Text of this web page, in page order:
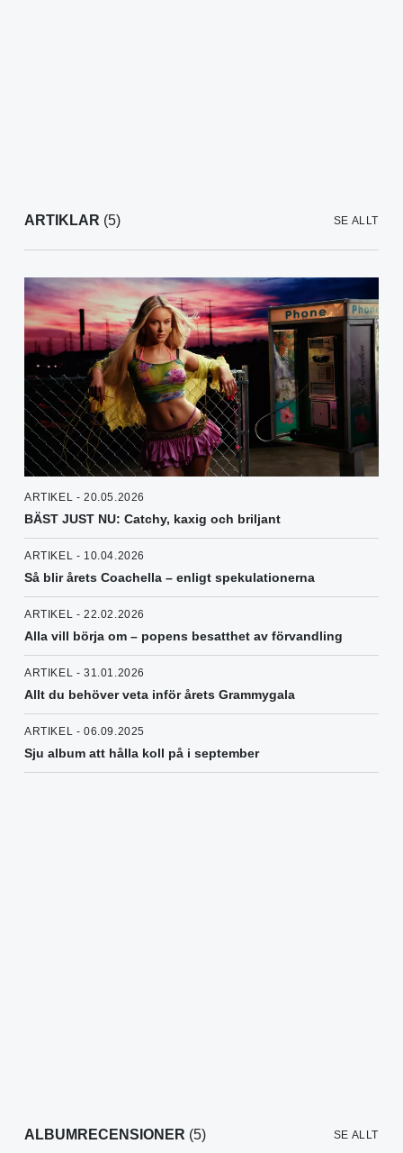
ARTIKLAR (5) SE ALLT
ARTIKEL - 20.05.2026
BÄST JUST NU: Catchy, kaxig och briljant
ARTIKEL - 10.04.2026
Så blir årets Coachella – enligt spekulationerna
ARTIKEL - 22.02.2026
Alla vill börja om – popens besatthet av förvandling
ARTIKEL - 31.01.2026
Allt du behöver veta inför årets Grammygala
ARTIKEL - 06.09.2025
Sju album att hålla koll på i september
ALBUMRECENSIONER (5) SE ALLT